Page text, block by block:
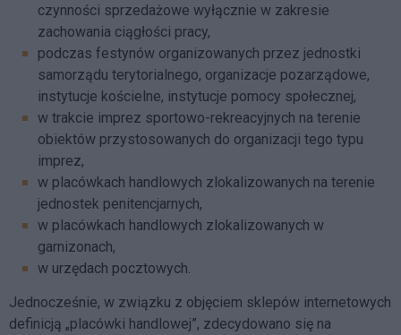
czynności sprzedażowe wyłącznie w zakresie
zachowania ciągłości pracy,
podczas festynów organizowanych przez jednostki
samorządu terytorialnego, organizacje pozarządowe,
instytucje kościelne, instytucje pomocy społecznej,
w trakcie imprez sportowo-rekreacyjnych na terenie
obiektów przystosowanych do organizacji tego typu
imprez,
w placówkach handlowych zlokalizowanych na terenie
jednostek penitencjarnych,
w placówkach handlowych zlokalizowanych w
garnizonach,
w urzędach pocztowych.
Jednocześnie, w związku z objęciem sklepów internetowych
definicją „placówki handlowej”, zdecydowano się na